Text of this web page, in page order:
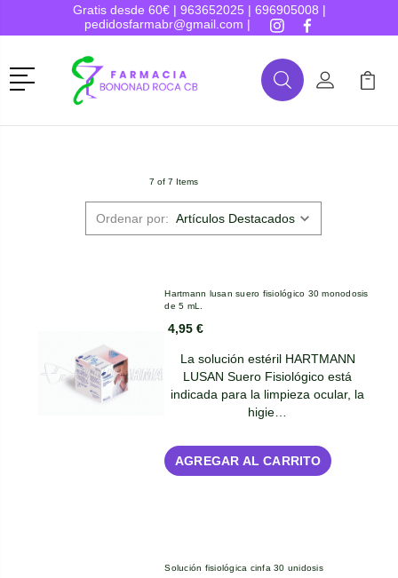
Gratis desde 60€ | 963652025 | 696905008 |
pedidosfarmabr@gmail.com |
Menú
BuscarMi Cuenta
Mi
7 of 7 Items
Ordenar por:
Hartmann lusan suero fisiológico 30 monodosis
de 5 mL.
4,95 €
La solución estéril HARTMANN
LUSAN Suero Fisiológico está
indicada para la limpieza ocular, la
higie…
AGREGAR AL CARRITO
Solución fisiológica cinfa 30 unidosis